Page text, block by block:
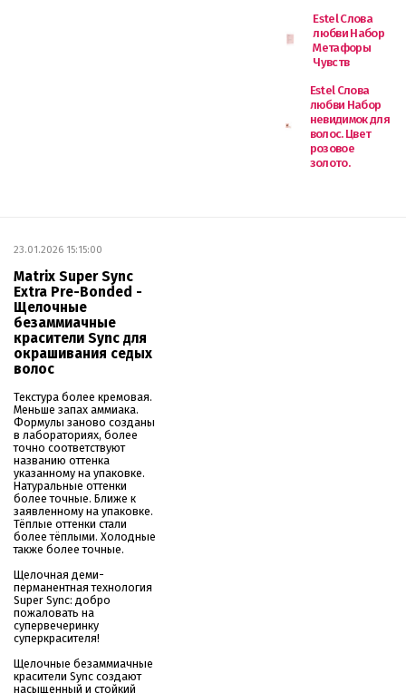
Estel Слова
любви Набор
Метафоры
Чувств
Estel Слова
любви Набор
невидимок для
волос. Цвет
розовое
золото.
23.01.2026 15:15:00
Matrix Super Sync
Extra Pre-Bonded -
Щелочные
безаммиачные
красители Sync для
окрашивания седых
волос
Текстура более кремовая.
Меньше запах аммиака.
Формулы заново созданы
в лабораториях, более
точно соответствуют
названию оттенка
указанному на упаковке.
Натуральные оттенки
более точные. Ближе к
заявленному на упаковке.
Тёплые оттенки стали
более тёплыми. Холодные
также более точные.
Щелочная деми-
перманентная технология
Super Sync: добро
пожаловать на
супервечеринку
суперкрасителя!
Щелочные безаммиачные
красители Sync создают
насыщенный и стойкий